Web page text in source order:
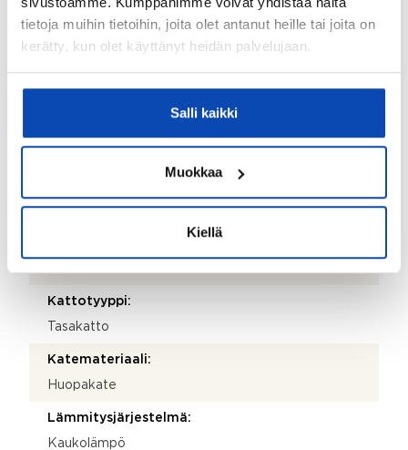
tietoja muihin tietoihin, joita olet antanut heille tai joita on
kerätty, kun olet käyttänyt heidän palvelujaan.
Salli kaikki
Muokkaa
Kiellä
Sähköposti:
kari.lindqvist@lit.fi
1970
1971
Kattotyyppi:
Tasakatto
Katemateriaali:
Huopakate
Lämmitysjärjestelmä:
Kaukolämpö